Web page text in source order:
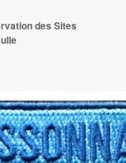
des Sites